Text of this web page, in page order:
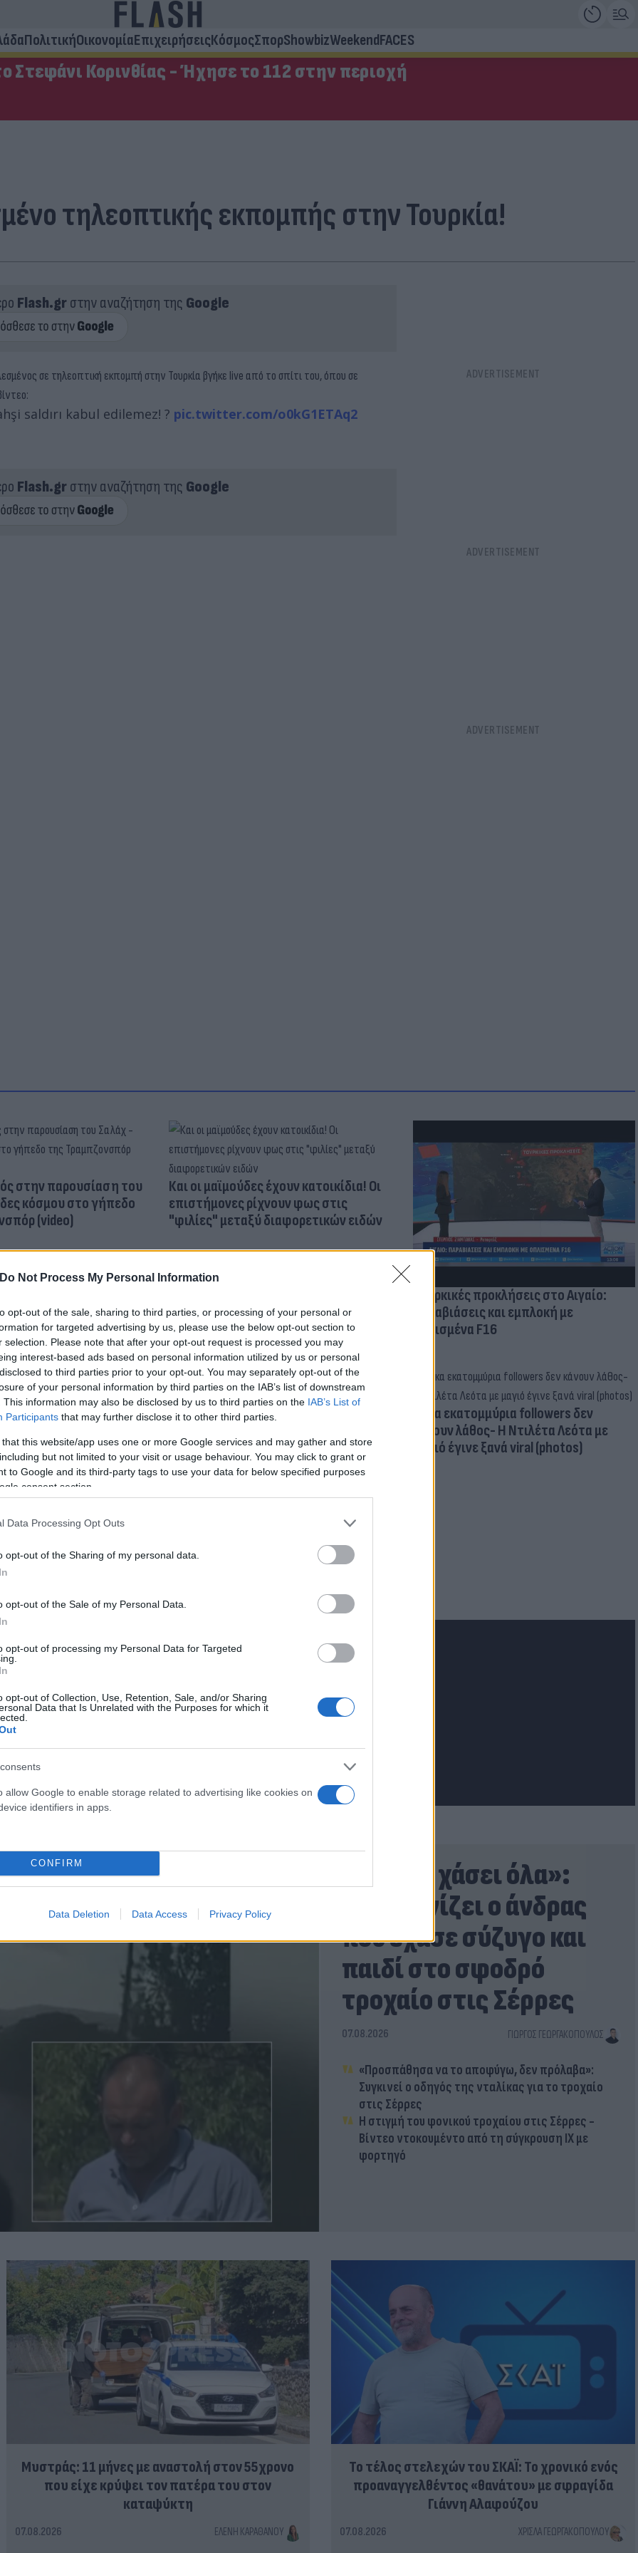
Do Not Process My Personal Information
opt-out of the sale, sharing to third parties, or processing of your personal or
for targeted advertising by us, please use the below opt-out section to
selection. Please note that after your opt-out request is processed you may
interest-based ads based on personal information utilized by us or personal
to third parties prior to your opt-out. You may separately opt-out of the
of your personal information by third parties on the IAB’s list of downstream
This information may also be disclosed by us to third parties on the IAB’s List of
Participants that may further disclose it to other third parties.
that this website/app uses one or more Google services and may gather and store
but not limited to your visit or usage behaviour. You may click to grant or
to Google and its third-party tags to use your data for below specified purposes
consent section.
Data Processing Opt Outs
opt-out of the Sharing of my personal data.
opt-out of the Sale of my Personal Data.
opt-out of processing my Personal Data for Targeted
opt-out of Collection, Use, Retention, Sale, and/or Sharing
Data that Is Unrelated with the Purposes for which it
allow Google to enable storage related to advertising like cookies on
identifiers in apps.
CONFIRM
Data Deletion Data Access Privacy Policy
ΠολιτικήΟικονομίαΕπιχειρήσειςΚόσμοςΣπορShowbizWeekendFACES
Στεφάνι Κορινθίας - Ήχησε το 112 στην περιοχή
τηλεοπτικής εκπομπής στην Τουρκία!
Flash.grστην αναζήτηση της Google
σε τηλεοπτική εκπομπή στην Τουρκία βγήκε live από το σπίτι του, όπου σε
saldırı kabul edilemez! ? pic.twitter.com/o0kG1ETAq2
Flash.grστην αναζήτηση της Google
στην παρουσίαση του
κόσμου στο γήπεδο
(video)
Και οι μαϊμούδες έχουν κατοικίδια! Οι
επιστήμονες ρίχνουν φως στις
"φιλίες" μεταξύ διαφορετικών ειδών
Τουρκικές προκλήσεις στο Αιγαίο:
Παραβιάσεις και εμπλοκή με
οπλισμένα F16
3,5 φορές
κάκωσης
Τραγωδία της Marfin: Στην Ελλάδα η
46χρονη που κατηγορείται για
Δέκα εκατομμύρια followers δεν
κάνουν λάθος- Η Ντιλέτα Λεότα με
μαγιό έγινε ξανά viral (photos)
μην μένεις στο σκοτάδι... ακολούθησε το Flash.gr
«Τα έχω χάσει όλα»:
Συγκλονίζει ο άνδρας
που έχασε σύζυγο και
παιδί στο σφοδρό
τροχαίο στις Σέρρες
07.08.2026 ΓΙΏΡΓΟΣ ΓΕΩΡΓΑΚΌΠΟΥΛΟΣ
«Προσπάθησα να το αποφύγω, δεν πρόλαβα»:
Συγκινεί ο οδηγός της νταλίκας για το τροχαίο
στις Σέρρες
Η στιγμή του φονικού τροχαίου στις Σέρρες -
Βίντεο ντοκουμέντο από τη σύγκρουση ΙΧ με
φορτηγό
Μυστράς: 11 μήνες με αναστολή στον 55χρονο
που είχε κρύψει τον πατέρα του στον
καταψύκτη
07.08.2026 ΕΛΈΝΗ ΚΑΡΑΘΆΝΟΥ
Το τέλος στελεχών του ΣΚΑΪ: Το χρονικό ενός
προαναγγελθέντος «θανάτου» με σφραγίδα
Γιάννη Αλαφούζου
07.08.2026 ΧΡΊΣΛΑ ΓΕΩΡΓΑΚΟΠΟΎΛΟΥ